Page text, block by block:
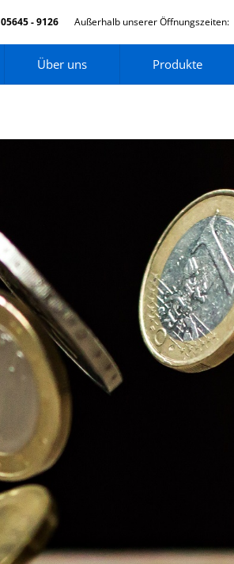
05645 - 9126 Außerhalb unserer Öffnungszeiten:
Über uns Produkte